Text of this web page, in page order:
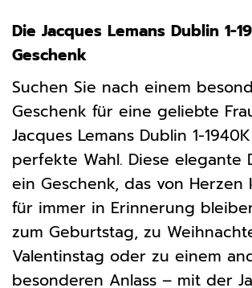
Die Jacques Lemans Dublin 1-
Geschenk
Suchen Sie nach einem
Geschenk für eine geliebte
Jacques Lemans Dublin 1-
perfekte Wahl. Diese elegante
ein Geschenk, das von Herzen
für immer in Erinnerung
zum Geburtstag, zu
Valentinstag oder zu einem
besonderen Anlass – mit der